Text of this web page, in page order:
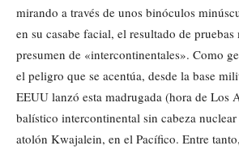
mirando a través de unos binóculos
en su casabe facial, el resultado de
presumen de «intercontinentales». Como
el peligro que se acentúa, desde la base
EEUU lanzó esta madrugada (hora de Los
balístico intercontinental sin cabeza
atolón Kwajalein, en el Pacífico. Entre